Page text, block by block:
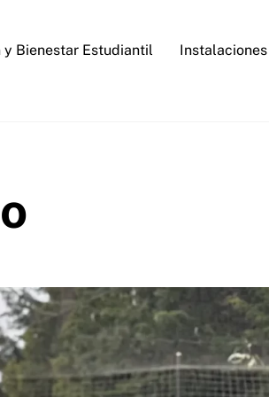
y Bienestar Estudiantil Instalaciones